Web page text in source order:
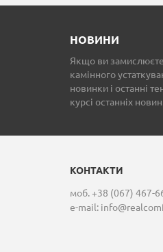
НОВИНИ
Якщо ви
камінного
новинки і останні
курсі останніх
КОНТАКТИ
моб. +38 (067) 467-
e-mail: